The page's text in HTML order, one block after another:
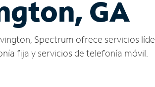
GA
Spectrum ofrece servicios
fija y servicios de telefonía móvil.